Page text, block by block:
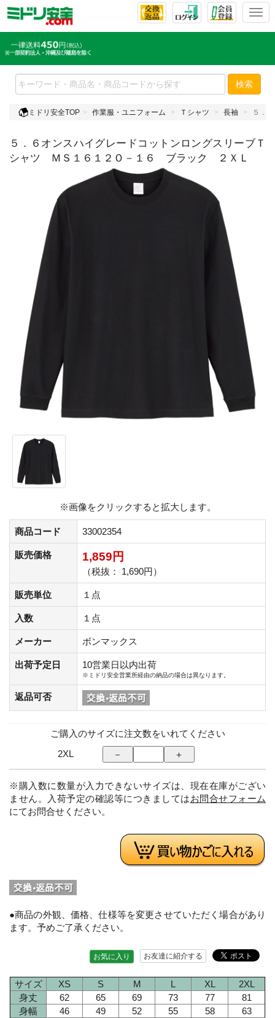
T
l
e
n
v
g
検索
ミドリ安全TOP 作業服・ユニフォーム Ｔシャツ 長袖 ５．
５．６オンスハイグレードコットンロングスリーブＴ
シャツ ＭＳ１６１２Ｏ－１６ ブラック ２ＸＬ
※画像をクリックすると拡大します。
商品コード 33002354
販売価格 1,859円
（税抜： 1,690円）
販売単位 １点
入数 １点
メーカー ボンマックス
出荷予定日 10営業日以内出荷
※ミドリ安全営業所経由の納品の場合は異なります。
返品可否
ご購入のサイズに注文数をいれてください
2XL
※購入数に数量が入力できないサイズは、現在在庫がござい
ません。入荷予定の確認等につきましてはお問合せフォーム
にてお問合せください。
●商品の外観、価格、仕様等を変更させていただく場合があり
ます。予めご了承ください。
お友達に紹介する
お気に入り
サイズ XS S M L XL
2XL
身丈
62 65 69 73 77
81
身幅
46 49 52 55 58
63